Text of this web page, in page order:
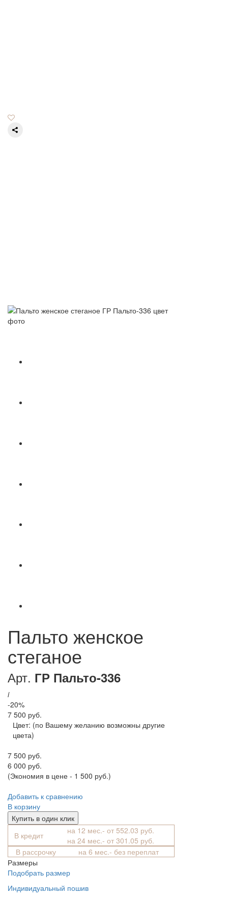
Пальто женское
стеганое
Арт. ГР Пальто-336
i
-20%
7 500 руб.
Цвет: (по Вашему желанию возможны другие
цвета)
7 500 руб.
6 000 руб.
(Экономия в цене - 1 500 руб.)
Добавить к сравнению
В корзину
Купить в один клик
В кредит
на 12 мес.- от 552.03 руб.
на 24 мес.- от 301.05 руб.
В рассрочку
на 6 мес.- без переплат
Размеры
Подобрать размер
Индивидуальный пошив